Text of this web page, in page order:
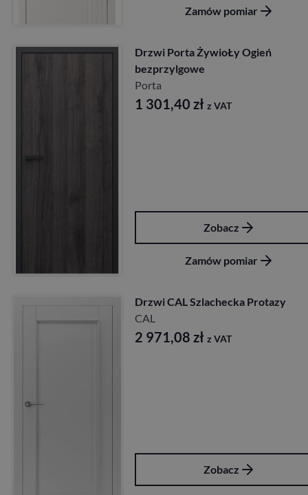
Zamów pomiar
Drzwi Porta ŻywioŁy Ogień
bezprzylgowe
Porta
1 301,40 zł z VAT
Zobacz
Zamów pomiar
Drzwi CAL Szlachecka Protazy
CAL
2 971,08 zł z VAT
Zobacz